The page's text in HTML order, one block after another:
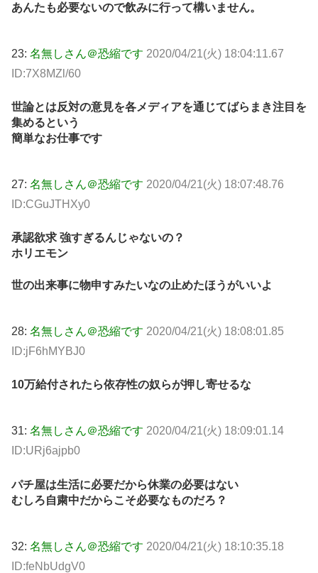
あんたも必要ないので飲みに行って構いません。
23: 名無しさん＠恐縮です 2020/04/21(火) 18:04:11.67
ID:7X8MZl/60
世論とは反対の意見を各メディアを通じてばらまき注目を
集めるという
簡単なお仕事です
27: 名無しさん＠恐縮です 2020/04/21(火) 18:07:48.76
ID:CGuJTHXy0
承認欲求 強すぎるんじゃないの？
ホリエモン
世の出来事に物申すみたいなの止めたほうがいいよ
28: 名無しさん＠恐縮です 2020/04/21(火) 18:08:01.85
ID:jF6hMYBJ0
10万給付されたら依存性の奴らが押し寄せるな
31: 名無しさん＠恐縮です 2020/04/21(火) 18:09:01.14
ID:URj6ajpb0
パチ屋は生活に必要だから休業の必要はない
むしろ自粛中だからこそ必要なものだろ？
32: 名無しさん＠恐縮です 2020/04/21(火) 18:10:35.18
ID:feNbUdgV0